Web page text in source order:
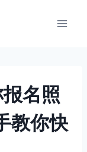
名照
教你快